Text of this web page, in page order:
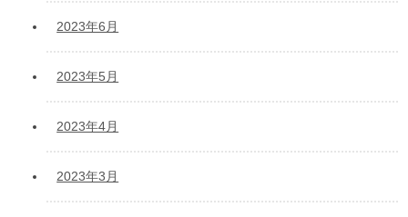
2023年6月
2023年5月
2023年4月
2023年3月